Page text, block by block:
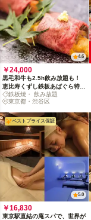
4.6
￥24,000
黒毛和牛も2.5h飲み放題も！
恵比寿くずし鉄板あばぐら特選
ペアディナー
鉄板焼・ 飲み放題
東京都・渋谷区
ベストプライス保証
5.0
￥16,830
東京駅直結の庵スパで、世界が